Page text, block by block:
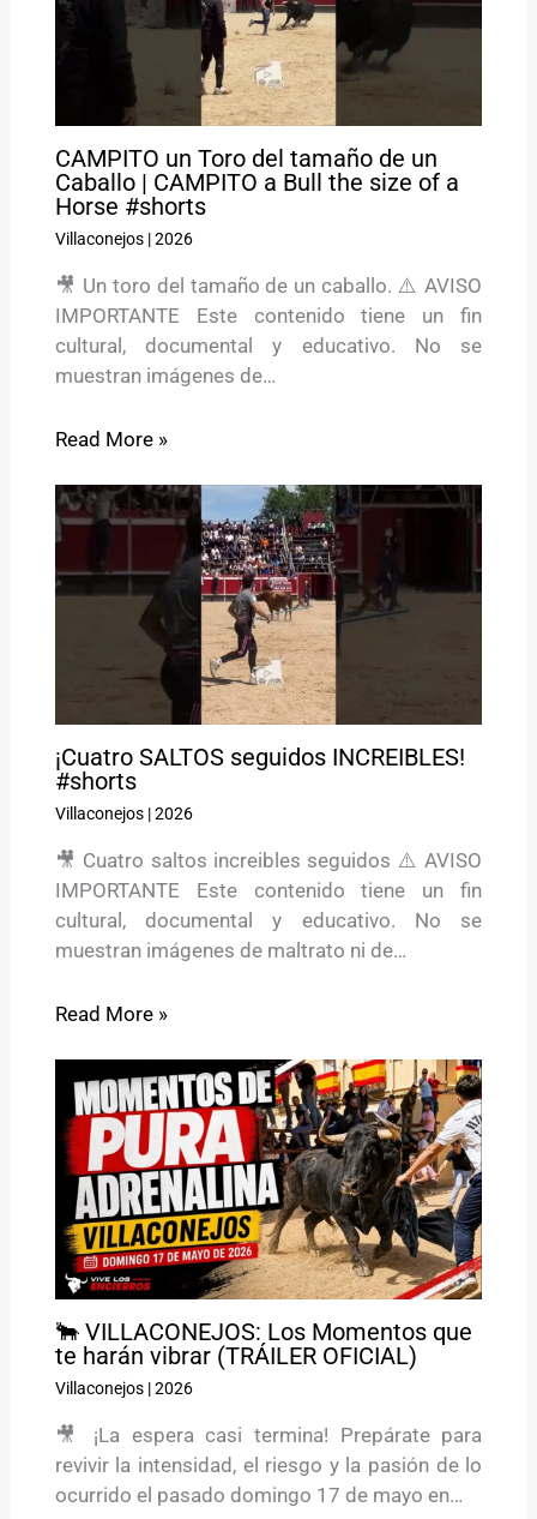
CAMPITO un Toro del tamaño de un
Caballo | CAMPITO a Bull the size of a
Horse #shorts
Villaconejos|2026
🎥 Un toro del tamaño de un caballo. ⚠️ AVISO
IMPORTANTE Este contenido tiene un fin
cultural, documental y educativo. No se
muestran imágenes de…
Read More »
¡Cuatro SALTOS seguidos INCREIBLES!
#shorts
Villaconejos|2026
🎥 Cuatro saltos increibles seguidos ⚠️ AVISO
IMPORTANTE Este contenido tiene un fin
cultural, documental y educativo. No se
muestran imágenes de maltrato ni de…
Read More »
🐂 VILLACONEJOS: Los Momentos que
te harán vibrar (TRÁILER OFICIAL)
Villaconejos|2026
🎥 ¡La espera casi termina! Prepárate para
revivir la intensidad, el riesgo y la pasión de lo
ocurrido el pasado domingo 17 de mayo en…